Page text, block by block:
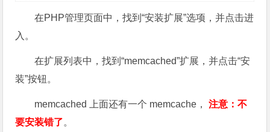
在PHP管理页面中，找到“安装扩展”选项，并点击进
入。
在扩展列表中，找到“memcached”扩展，并点击“安
装”按钮。
memcached 上面还有一个 memcache，
注意：不
要安装错了。